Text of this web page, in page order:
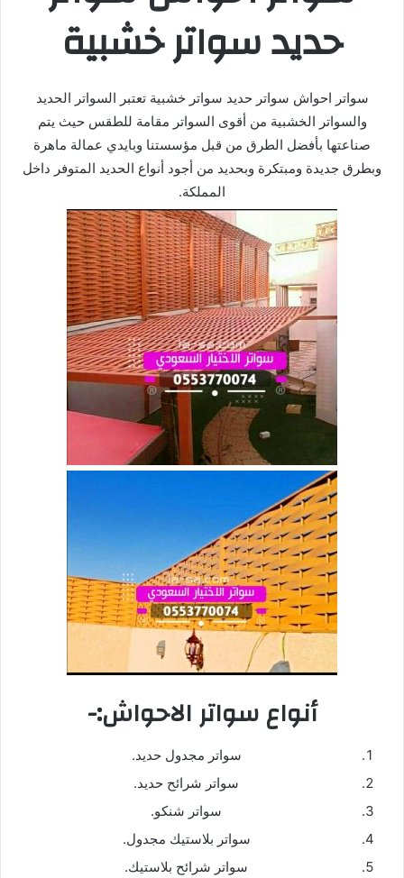
حديد سواتر خشبية
سواتر احواش سواتر حديد سواتر خشبية تعتبر السواتر الحديد
والسواتر الخشبية من أقوى السواتر مقامة للطقس حيث يتم
صناعتها بأفضل الطرق من قبل مؤسستنا وبايدي عمالة ماهرة
وبطرق جديدة ومبتكرة وبحديد من أجود أنواع الحديد المتوفر داخل
المملكة.
أنواع سواتر الاحواش:-
سواتر مجدول حديد.
سواتر شرائح حديد.
سواتر شنكو.
سواتر بلاستيك مجدول.
سواتر شرائح بلاستيك.